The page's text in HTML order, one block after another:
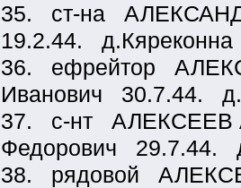
35. ст-на
19.2.44. д.Кяреконна
36. ефрейтор
Иванович 30.7.44.
37. с-нт АЛЕКСЕЕВ
Федорович 29.7.44.
38. рядовой